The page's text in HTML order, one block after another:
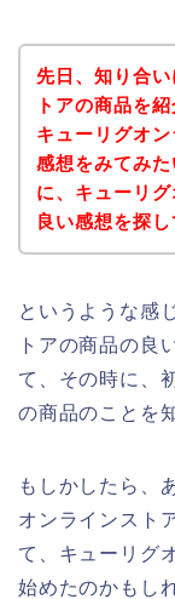
先日、知り合
トアの商品を
キューリグオ
感想をみてみ
に、キューリ
良い感想を探
というような感
トアの商品の良
て、その時に、
の商品のことを
もしかしたら、
オンラインスト
て、キューリグ
始めたのかもし